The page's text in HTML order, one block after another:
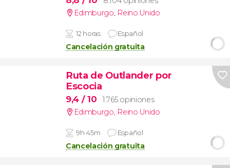
Edimburgo, Reino Unido
12 horas Español
Cancelación gratuita
Ruta de Outlander por
Escocia
9,4 / 10
1.765 opiniones
Edimburgo, Reino Unido
9h 45m Español
Cancelación gratuita